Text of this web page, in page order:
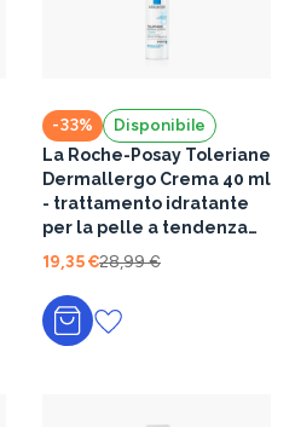
-33% Disponibile
La Roche-Posay Toleriane
Dermallergo Crema 40 ml
- trattamento idratante
per la pelle a tendenza
allergica
19,35 €28,99 €
Aggiungi al carrello